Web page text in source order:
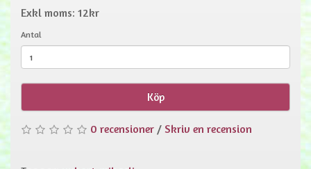
Exkl moms: 12kr
Antal
Köp
0 recensioner / Skriv en recension